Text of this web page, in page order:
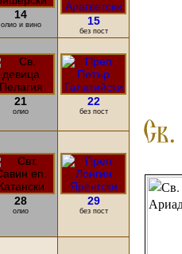
14
олио и вино 15
без пост
21
олио
22
без пост
28
олио
29
без пост